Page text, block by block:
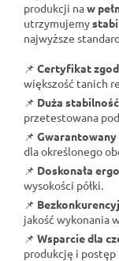
produkcji naw
utrzymujemy
najwyższe
📌 Certyfikat
większość tanich
📌 Duża stabilność
przetestowana
📌 Gwarantowany
dla określonego
📌 Doskonała
wysokości półki.
📌
jakość wykonania
📌 Wsparcie dla
produkcję i